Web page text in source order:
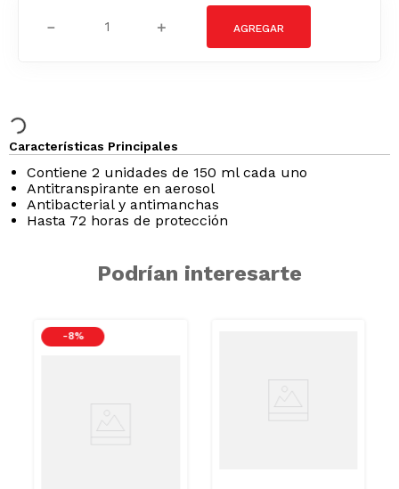
＋
－
Características Principales
Contiene 2 unidades de 150 ml cada uno
Antitranspirante en aerosol
Antibacterial y antimanchas
Hasta 72 horas de protección
Podrían interesarte
-8 %